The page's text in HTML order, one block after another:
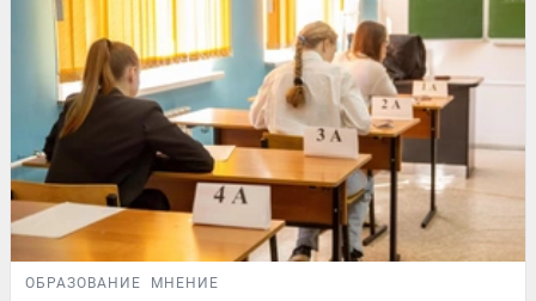
ОБРАЗОВАНИЕ МНЕНИЕ